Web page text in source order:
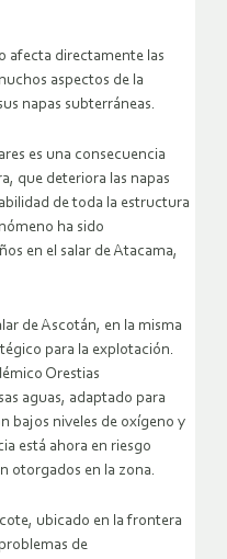
afecta directamente las
aspectos de la
napas subterráneas.
es una consecuencia
que deteriora las napas
de toda la estructura
ha sido
en el salar de Atacama,
de Ascotán, en la misma
para la explotación.
Orestias
aguas, adaptado para
bajos niveles de oxígeno y
está ahora en riesgo
otorgados en la zona.
ubicado en la frontera
de